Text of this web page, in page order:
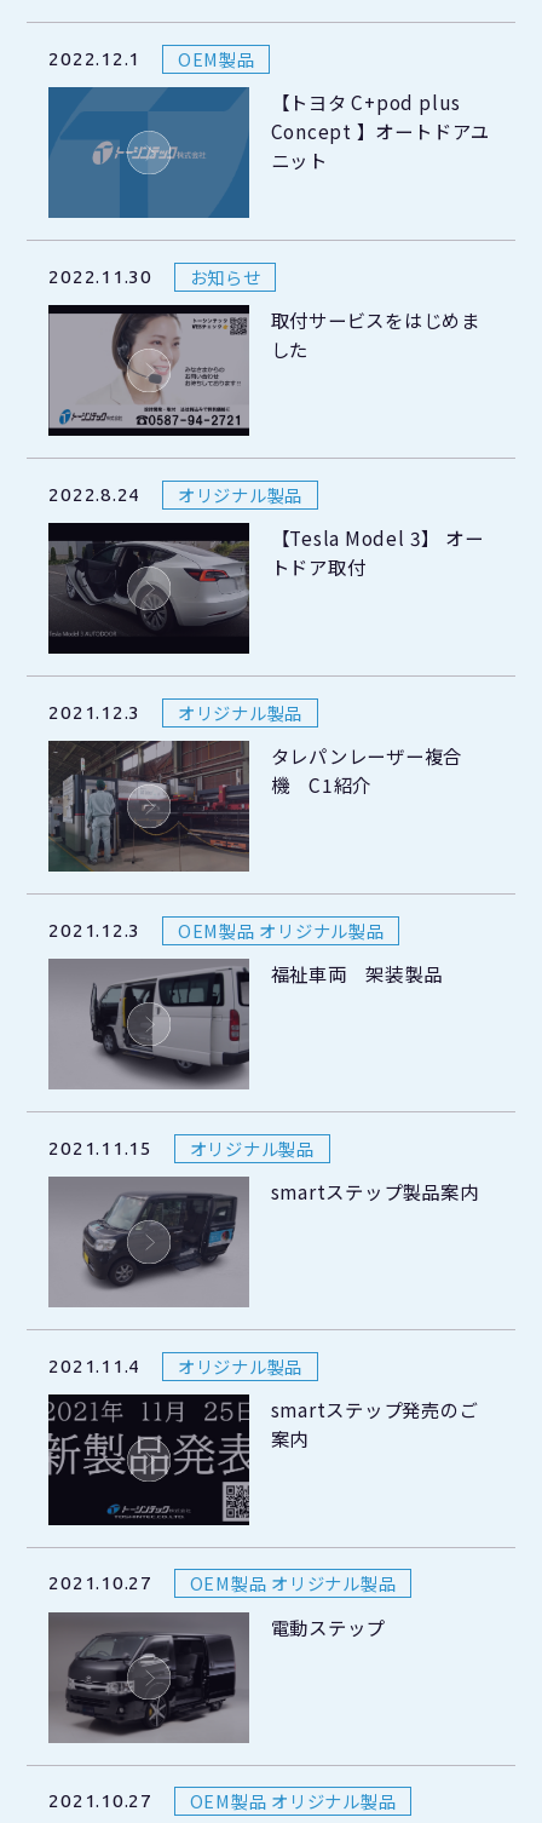
2022.12.1 OEM製品
【トヨタ C+pod plus
Concept 】オートドアユ
ニット
2022.11.30 お知らせ
取付サービスをはじめま
した
2022.8.24 オリジナル製品
【Tesla Model 3】 オー
トドア取付
2021.12.3 オリジナル製品
タレパンレーザー複合
機 C1紹介
2021.12.3 OEM製品 オリジナル製品
福祉車両 架装製品
2021.11.15 オリジナル製品
smartステップ製品案内
2021.11.4 オリジナル製品
smartステップ発売のご
案内
2021.10.27 OEM製品 オリジナル製品
電動ステップ
2021.10.27 OEM製品 オリジナル製品